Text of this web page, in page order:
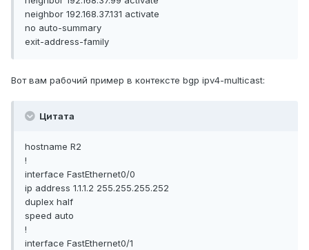
neighbor 192.168.37.131 activate
no auto-summary
exit-address-family
Вот вам рабочий пример в контексте bgp ipv4-multicast:
Цитата
hostname R2
!
interface FastEthernet0/0
ip address 1.1.1.2 255.255.255.252
duplex half
speed auto
!
interface FastEthernet0/1